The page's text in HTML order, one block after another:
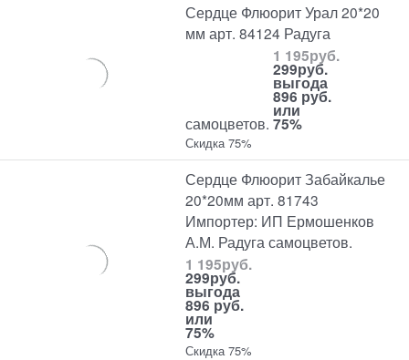
Сердце Флюорит Урал 20*20
мм арт. 84124 Радуга
самоцветов.
1 195руб.
299руб.
выгода
896 руб.
или
75%
Скидка 75%
Сердце Флюорит Забайкалье
20*20мм арт. 81743
Импортер: ИП Ермошенков
А.М. Радуга самоцветов.
1 195руб.
299руб.
выгода
896 руб.
или
75%
Скидка 75%